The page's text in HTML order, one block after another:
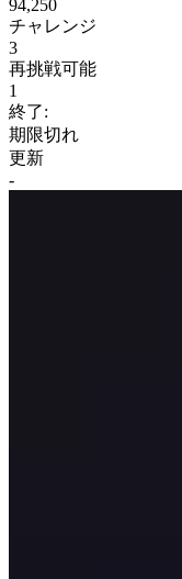
94,250
チャレンジ
3
再挑戦可能
1
終了:
期限切れ
更新
-